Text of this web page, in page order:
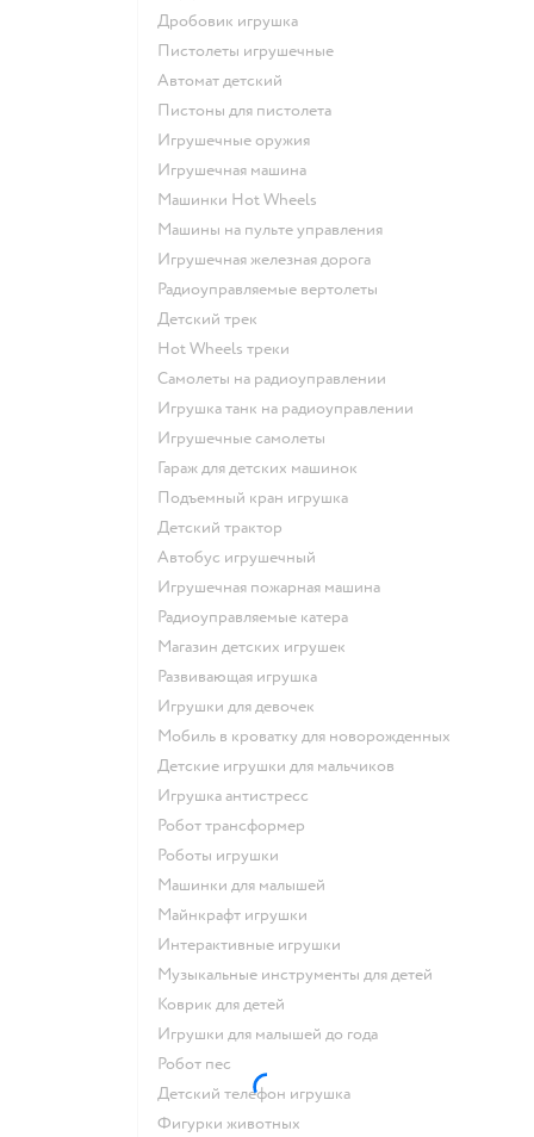
Дробовик игрушка
Пистолеты игрушечные
Автомат детский
Пистоны для пистолета
Игрушечные оружия
Игрушечная машина
Машинки Hot Wheels
Машины на пульте управления
Игрушечная железная дорога
Радиоуправляемые вертолеты
Детский трек
Hot Wheels треки
Самолеты на радиоуправлении
Игрушка танк на радиоуправлении
Игрушечные самолеты
Гараж для детских машинок
Подъемный кран игрушка
Детский трактор
Автобус игрушечный
Игрушечная пожарная машина
Радиоуправляемые катера
Магазин детских игрушек
Развивающая игрушка
Игрушки для девочек
Мобиль в кроватку для новорожденных
Детские игрушки для мальчиков
Игрушка антистресс
Робот трансформер
Роботы игрушки
Машинки для малышей
Майнкрафт игрушки
Интерактивные игрушки
Музыкальные инструменты для детей
Коврик для детей
Игрушки для малышей до года
Робот пес
Детский телефон игрушка
Фигурки животных